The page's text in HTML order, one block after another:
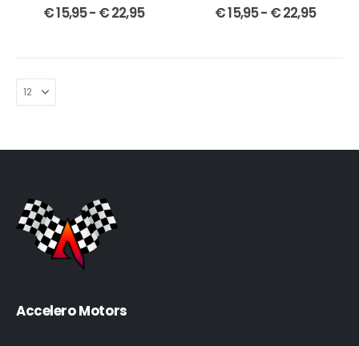
€15,95- €22,95 €15,95- €22,95
Accelero Motors